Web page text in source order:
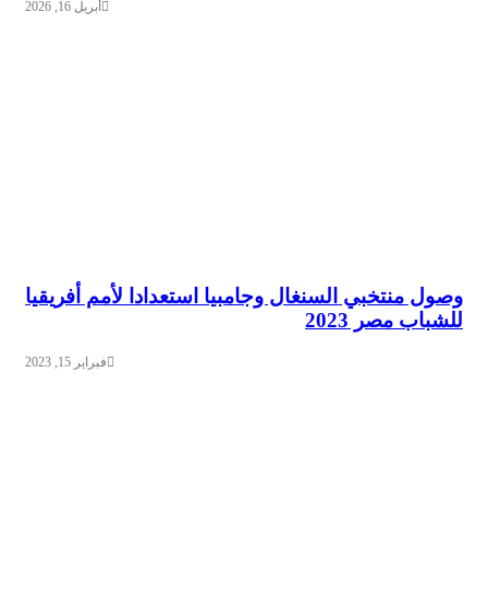
أبريل 16, 2026
وصول منتخبي السنغال وجامبيا استعدادا لأمم أفريقيا
للشباب مصر 2023
فبراير 15, 2023